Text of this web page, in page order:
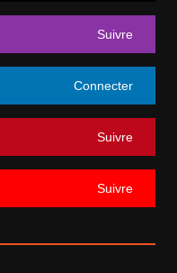
Suivre
Connecter
Suivre
Suivre